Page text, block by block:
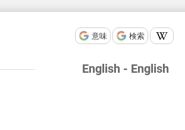
意味 検索
English - English